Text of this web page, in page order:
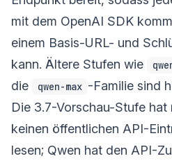
mit dem OpenAI SDK
einem Basis-URL- und
kann. Ältere Stufen wie
die
qwen-max -Familie sind
Die 3.7-Vorschau-Stufe
keinen öffentlichen API-
lesen; Qwen hat den API-